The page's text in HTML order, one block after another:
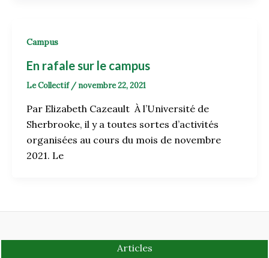
Campus
En rafale sur le campus
Le Collectif / novembre 22, 2021
Par Elizabeth Cazeault À l’Université de
Sherbrooke, il y a toutes sortes d’activités
organisées au cours du mois de novembre
2021. Le
Articles